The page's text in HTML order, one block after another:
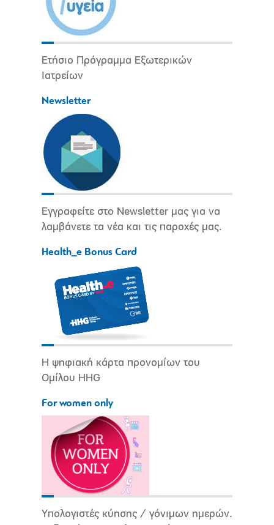
Ετήσιο Πρόγραμμα Εξωτερικών
Ιατρείων
Newsletter
Εγγραφείτε στο Newsletter μας για να
λαμβάνετε τα νέα και τις παροχές μας.
Health_e Bonus Card
Η ψηφιακή κάρτα προνομίων του
Ομίλου HHG
For women only
Υπολογιστές κύησης / γόνιμων ημερών.